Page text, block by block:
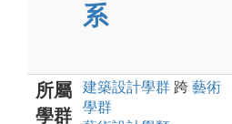
系
所屬
學群
建築設計學群 跨 藝術
學群